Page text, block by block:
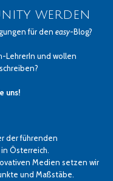
werden
für deneasy-Blog?
LehrerIn und wollen
uns!
der führenden
Österreich.
Medien setzen wir
und Maßstäbe.